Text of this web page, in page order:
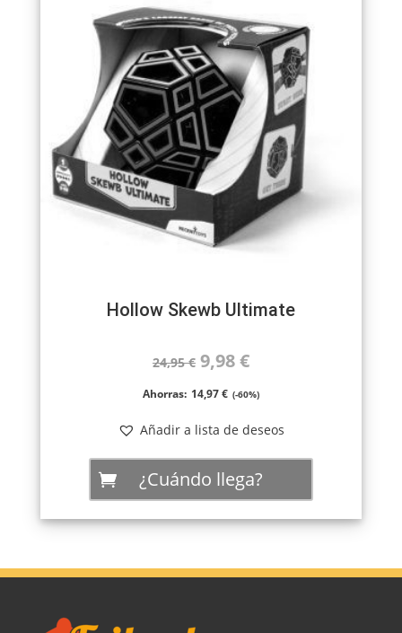
Hollow Skewb Ultimate
24,95€ El
precio
original
24,95 €.
9,98€El
precio
actual
9,98 €.
Ahorras: 14,97€ (-60%)
Añadir a lista de deseos
¿Cuándo llega?